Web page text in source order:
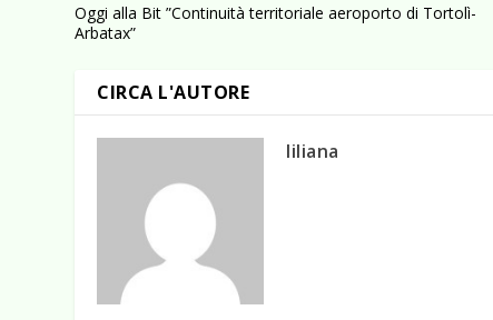
Oggi alla Bit ”Continuità territoriale aeroporto di Tortolì-
Arbatax”
CIRCA L'AUTORE
liliana